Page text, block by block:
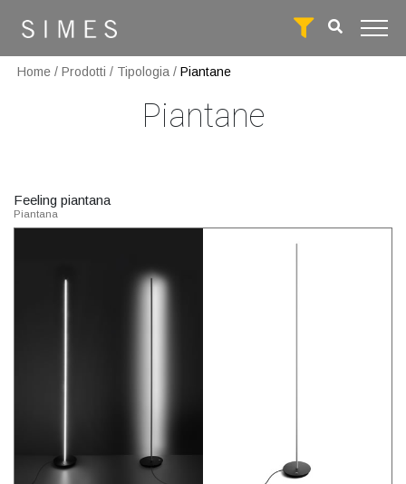
Home / Prodotti / Tipologia / Piantane
Piantane
Feeling piantana
Piantana